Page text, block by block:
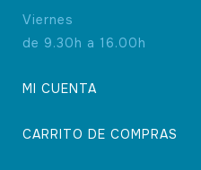
Viernes
de 9.30h a 16.00h
MI CUENTA
CARRITO DE COMPRAS